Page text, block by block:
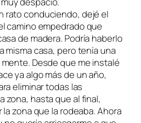
rato conduciendo, dejé el
camino empedrado que
de madera. Podría haberlo
misma casa, pero tenía una
Desde que me instalé
ya algo más de un año,
eliminar todas las
zona, hasta que al final,
zona que la rodeaba. Ahora